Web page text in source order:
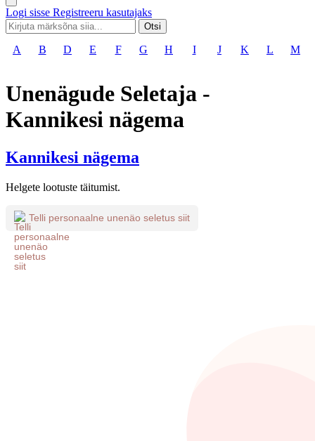
Logi sisse Registreeru kasutajaks
Otsi
A B D E F G H I J K L M
Unenägude Seletaja -
Kannikesi nägema
Kannikesi nägema
Helgete lootuste täitumist.
Telli personaalne unenäo seletus siit